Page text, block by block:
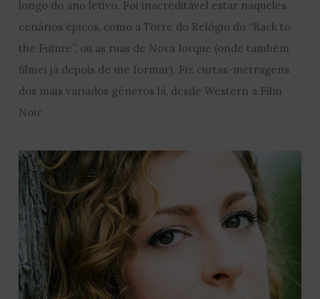
longo do ano letivo. Foi inacreditável estar naqueles
cenários épicos, como a Torre do Relógio do “Back to
the Future”, ou as ruas de Nova Iorque (onde também
filmei já depois de me formar). Fiz curtas-metragens
dos mais variados géneros lá, desde Western a Film
Noir.